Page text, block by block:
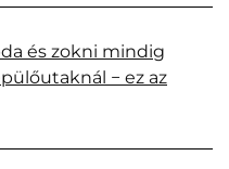
és zokni mindig
− ez az